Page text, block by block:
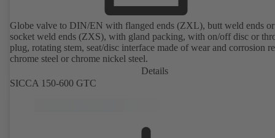
Globe valve to DIN/EN with flanged ends (ZXL), butt weld ends or
socket weld ends (ZXS), with gland packing, with on/off disc or
plug, rotating stem, seat/disc interface made of wear and corrosion
chrome steel or chrome nickel steel.
Details
SICCA 150-600 GTC